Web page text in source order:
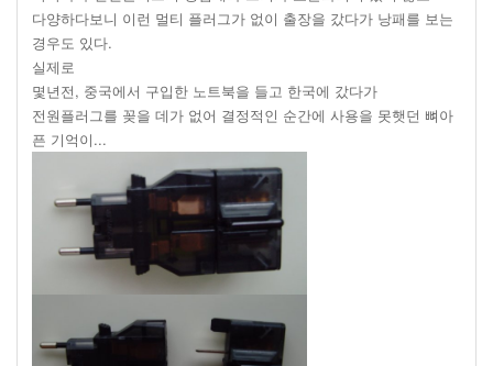
다양하다보니 이런 멀티 플러그가 없이 출장을 갔다가 낭패를 보는
경우도 있다.
실제로
몇년전, 중국에서 구입한 노트북을 들고 한국에 갔다가
전원플러그를 꽂을 데가 없어 결정적인 순간에 사용을 못햇던 뼈아
픈 기억이...